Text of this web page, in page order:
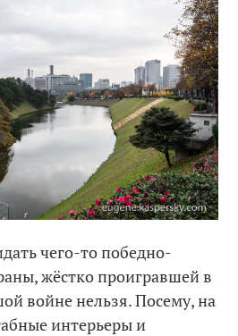
чего-то победно-
жёстко проигравшей в
войне нельзя. Посему, на
интерьеры и